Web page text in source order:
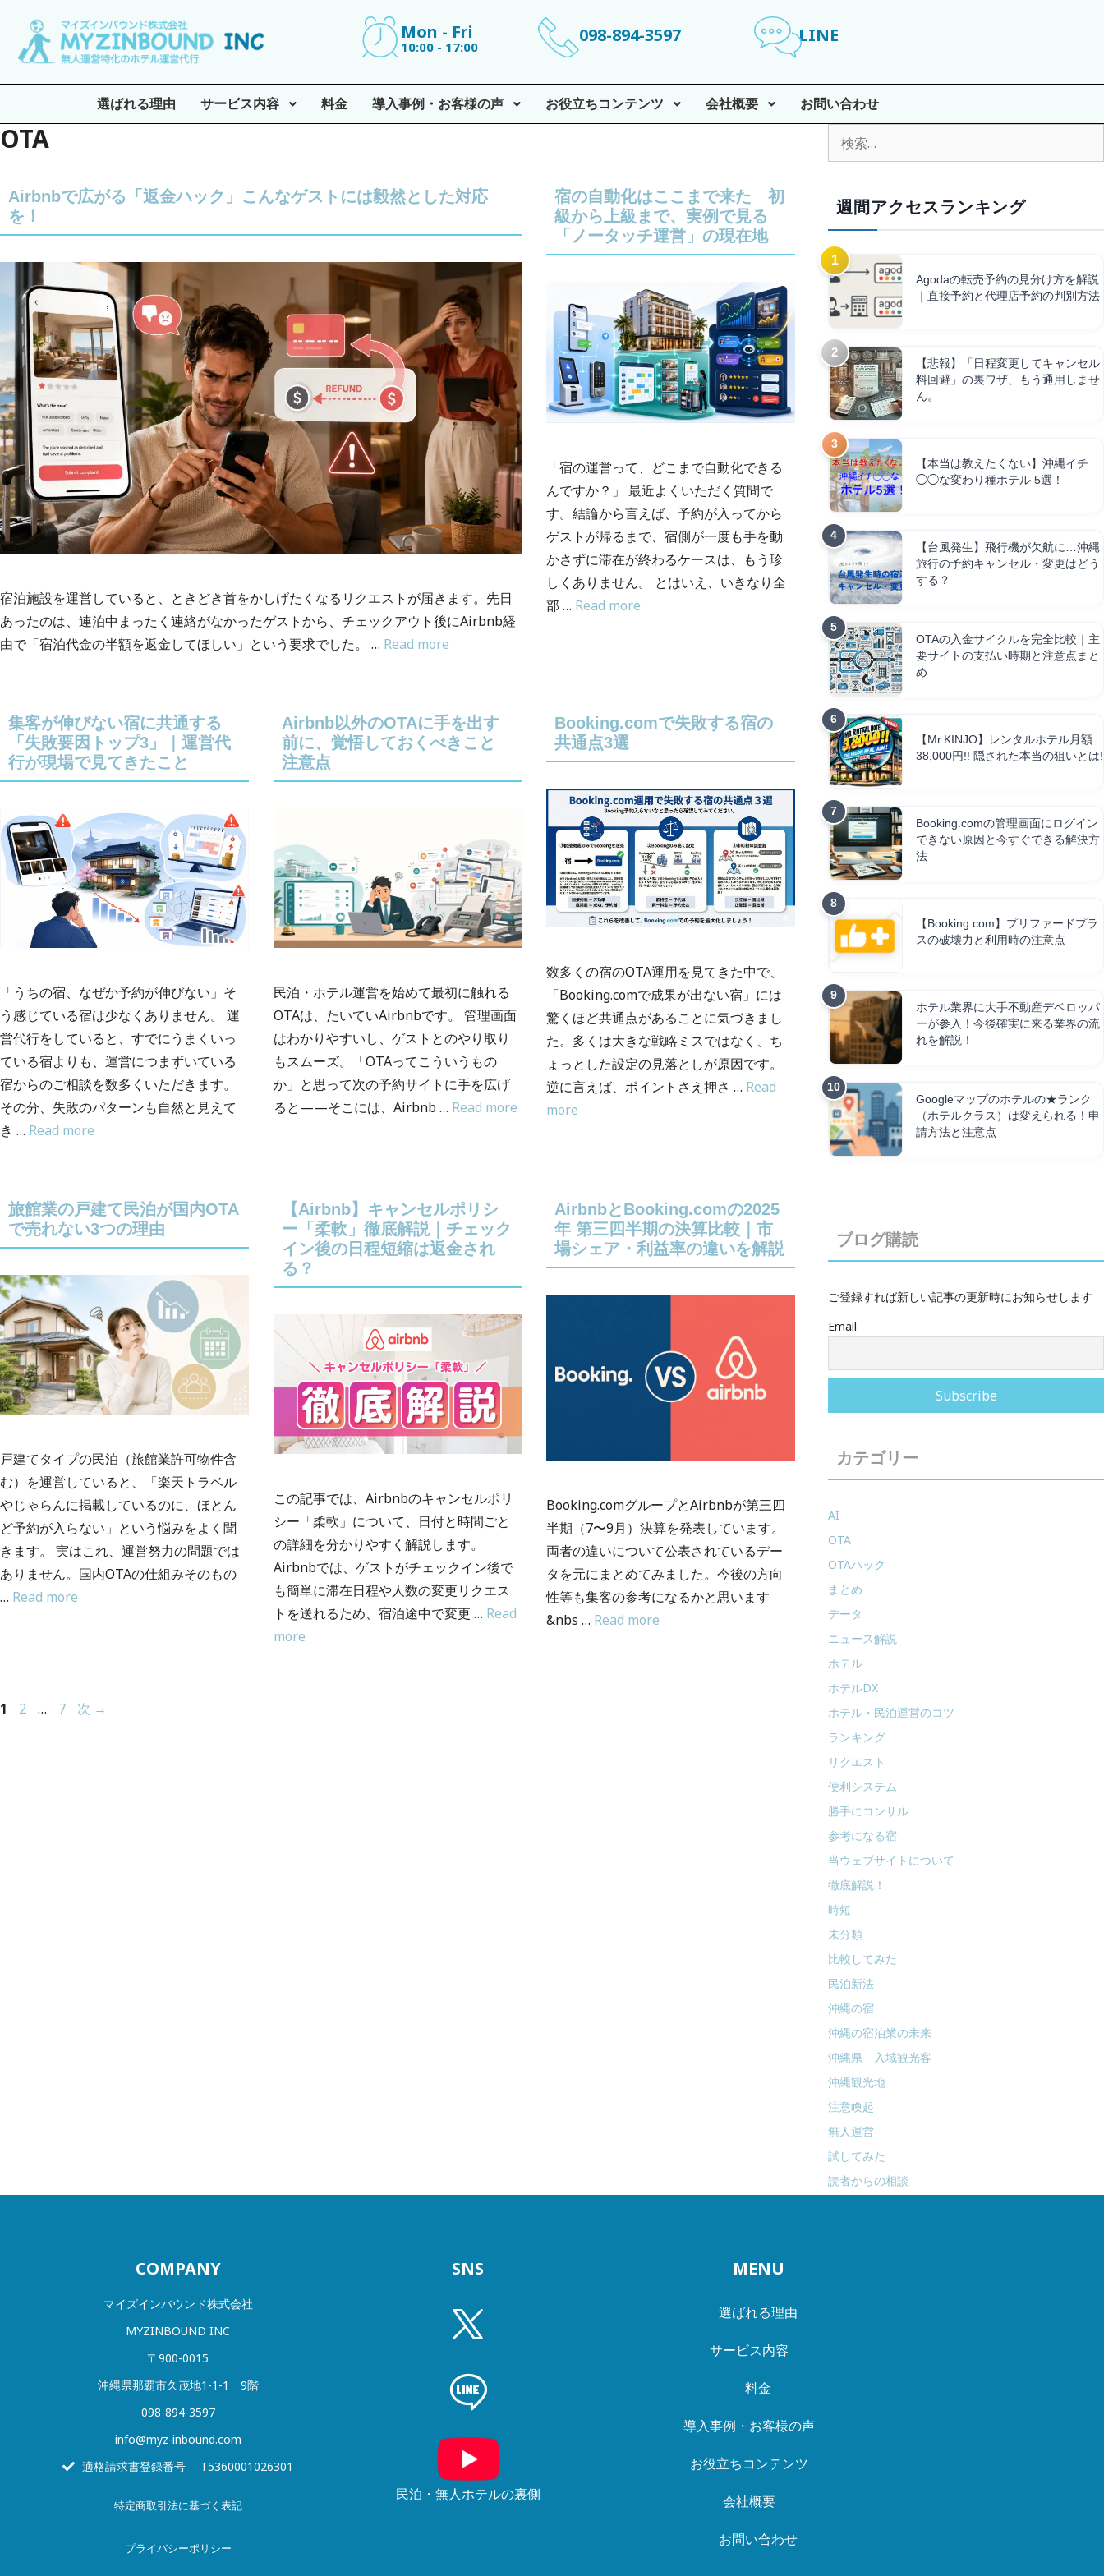
Mon - Fri
10:00 - 17:00
098-894-3597 LINE
選ばれる理由 サービス内容 料金 導入事例・お客様の声 お役立ちコンテンツ 会社概要 お問い合わせ
OTA
Airbnbで広がる「返金ハック」こんなゲストには毅然とした対応
を！
宿泊施設を運営していると、ときどき首をかしげたくなるリクエストが届きます。先日
あったのは、連泊中まったく連絡がなかったゲストから、チェックアウト後にAirbnb経
由で「宿泊代金の半額を返金してほしい」という要求でした。 … Read more
宿の自動化はここまで来た 初
級から上級まで、実例で見る
「ノータッチ運営」の現在地
「宿の運営って、どこまで自動化できる
んですか？」 最近よくいただく質問で
す。結論から言えば、予約が入ってから
ゲストが帰るまで、宿側が一度も手を動
かさずに滞在が終わるケースは、もう珍
しくありません。 とはいえ、いきなり全
部 … Read more
集客が伸びない宿に共通する
「失敗要因トップ3」｜運営代
行が現場で見てきたこと
「うちの宿、なぜか予約が伸びない」そ
う感じている宿は少なくありません。 運
営代行をしていると、すでにうまくいっ
ている宿よりも、運営につまずいている
宿からのご相談を数多くいただきます。
その分、失敗のパターンも自然と見えて
き … Read more
Airbnb以外のOTAに手を出す
前に、覚悟しておくべきこと
注意点
民泊・ホテル運営を始めて最初に触れる
OTAは、たいていAirbnbです。 管理画面
はわかりやすいし、ゲストとのやり取り
もスムーズ。「OTAってこういうもの
か」と思って次の予約サイトに手を広げ
ると——そこには、Airbnb … Read more
Booking.comで失敗する宿の
共通点3選
数多くの宿のOTA運用を見てきた中で、
「Booking.comで成果が出ない宿」には
驚くほど共通点があることに気づきまし
た。多くは大きな戦略ミスではなく、ち
ょっとした設定の見落としが原因です。
逆に言えば、ポイントさえ押さ … Read
more
旅館業の戸建て民泊が国内OTA
で売れない3つの理由
戸建てタイプの民泊（旅館業許可物件含
む）を運営していると、「楽天トラベル
やじゃらんに掲載しているのに、ほとん
ど予約が入らない」という悩みをよく聞
きます。 実はこれ、運営努力の問題では
ありません。国内OTAの仕組みそのもの
… Read more
【Airbnb】キャンセルポリシ
ー「柔軟」徹底解説｜チェック
イン後の日程短縮は返金され
る？
この記事では、Airbnbのキャンセルポリ
シー「柔軟」について、日付と時間ごと
の詳細を分かりやすく解説します。
Airbnbでは、ゲストがチェックイン後で
も簡単に滞在日程や人数の変更リクエス
トを送れるため、宿泊途中で変更 … Read
more
AirbnbとBooking.comの2025
年 第三四半期の決算比較｜市
場シェア・利益率の違いを解説
Booking.comグループとAirbnbが第三四
半期（7〜9月）決算を発表しています。
両者の違いについて公表されているデー
タを元にまとめてみました。今後の方向
性等も集客の参考になるかと思います
&nbs … Read more
1 2 … 7 次 →
週間アクセスランキング
Agodaの転売予約の見分け方を解説
｜直接予約と代理店予約の判別方法
【悲報】「日程変更してキャンセル
料回避」の裏ワザ、もう通用しませ
ん。
【本当は教えたくない】沖縄イチ
◯◯な変わり種ホテル 5選！
【台風発生】飛行機が欠航に…沖縄
旅行の予約キャンセル・変更はどう
する？
OTAの入金サイクルを完全比較｜主
要サイトの支払い時期と注意点まと
め
【Mr.KINJO】レンタルホテル月額
38,000円!! 隠された本当の狙いとは!
Booking.comの管理画面にログイン
できない原因と今すぐできる解決方
法
【Booking.com】プリファードプラ
スの破壊力と利用時の注意点
ホテル業界に大手不動産デベロッパ
ーが参入！今後確実に来る業界の流
れを解説！
Googleマップのホテルの★ランク
（ホテルクラス）は変えられる！申
請方法と注意点
ブログ購読
ご登録すれば新しい記事の更新時にお知らせします
Email
カテゴリー
AI
OTA
OTAハック
まとめ
データ
ニュース解説
ホテル
ホテルDX
ホテル・民泊運営のコツ
ランキング
リクエスト
便利システム
勝手にコンサル
参考になる宿
当ウェブサイトについて
徹底解説！
時短
未分類
比較してみた
民泊新法
沖縄の宿
沖縄の宿泊業の未来
沖縄県 入域観光客
沖縄観光地
注意喚起
無人運営
試してみた
読者からの相談
COMPANY
マイズインバウンド株式会社
MYZINBOUND INC
〒900-0015
沖縄県那覇市久茂地1-1-1 9階
098-894-3597
info@myz-inbound.com
適格請求書登録番号 T5360001026301
特定商取引法に基づく表記
プライバシーポリシー
SNS
民泊・無人ホテルの裏側
MENU
選ばれる理由
サービス内容
料金
導入事例・お客様の声
お役立ちコンテンツ
会社概要
お問い合わせ